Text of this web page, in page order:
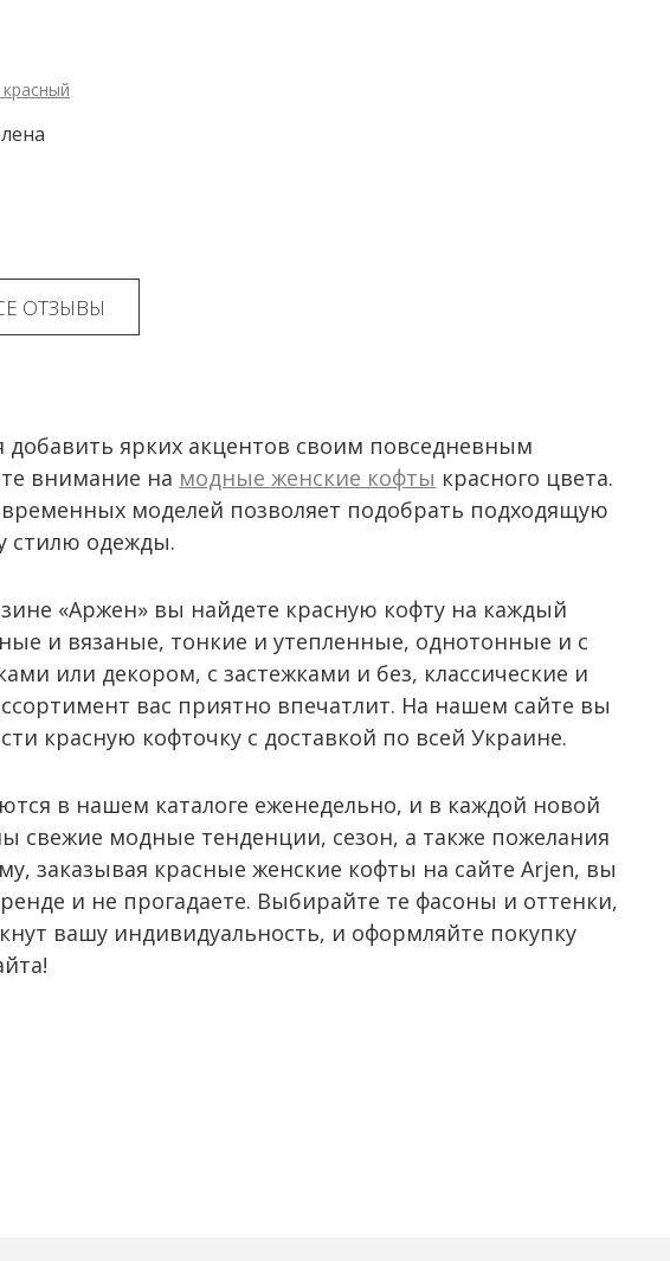
добавить ярких акцентов своим повседневным
внимание на модные женские кофты красного цвета.
моделей позволяет подобрать подходящую
стилю одежды.
«Аржен» вы найдете красную кофту на каждый
и вязаные, тонкие и утепленные, однотонные и с
или декором, с застежками и без, классические и
вас приятно впечатлит. На нашем сайте вы
красную кофточку с доставкой по всей Украине.
в нашем каталоге еженедельно, и в каждой новой
свежие модные тенденции, сезон, а также пожелания
заказывая красные женские кофты на сайте Arjen, вы
и не прогадаете. Выбирайте те фасоны и оттенки,
вашу индивидуальность, и оформляйте покупку
ОТЗЫВЫ